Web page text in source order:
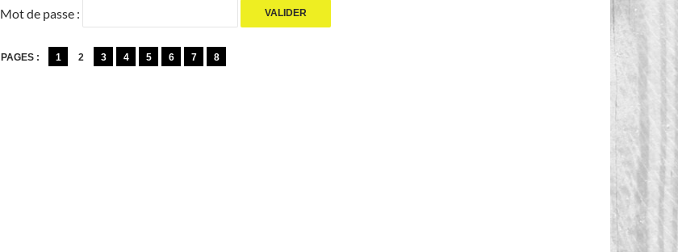
Mot de passe :
PAGES : 1 2 3 4 5 6 7 8